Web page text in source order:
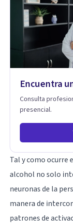
Individual, de
seres queridos
dinámica
Especializadas:
apoyo Terapia
Terapia de
Tratamiento de
a superar
vida. Tratamiento
Encuentra
Consulta
presencial.
Tal y como ocurre
alcohol no solo
neuronas de la
manera de
patrones de